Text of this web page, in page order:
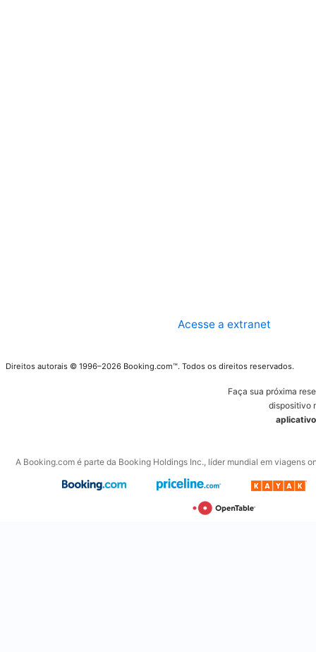
Acesse a extranet
Direitos autorais © 1996–2026 Booking.com™. Todos os direitos reservados.
Faça sua próxima
dispositivo
A Booking.com é parte da Booking Holdings Inc., líder mundial em viagens